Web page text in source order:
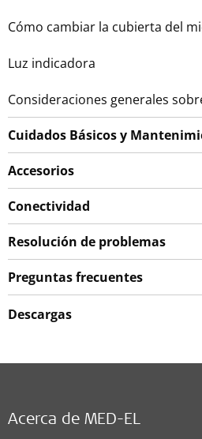
Cómo cambiar la cubierta del
Luz indicadora
Consideraciones generales
Cuidados Básicos y
Accesorios
Conectividad
Resolución de problemas
Preguntas frecuentes
Descargas
Acerca de MED-EL